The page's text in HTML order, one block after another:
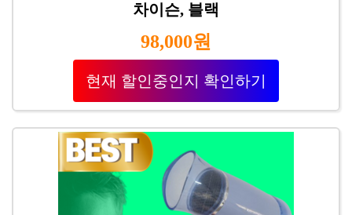
차이슨, 블랙
98,000원
현재 할인중인지 확인하기